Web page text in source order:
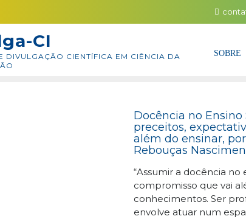
CI
DIVULGAÇÃO CIENTÍFICA EM CIÊNCIA DA
SOBRE
Docência no Ensino
preceitos,
além do ensinar,
Rebouças
“Assumir a docência
compromisso que vai
conhecimentos. Ser
envolve atuar num